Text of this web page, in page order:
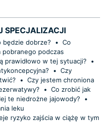
SPECJALIZACJI
będzie dobrze? • Co
pobranego podczas
prawidłowo w tej sytuacji?
•
• Czy
• Czy jestem chroniona
• Co zrobić jak
te niedrożne jajowody?
•
leku
ryzyko zajścia w ciążę w tym